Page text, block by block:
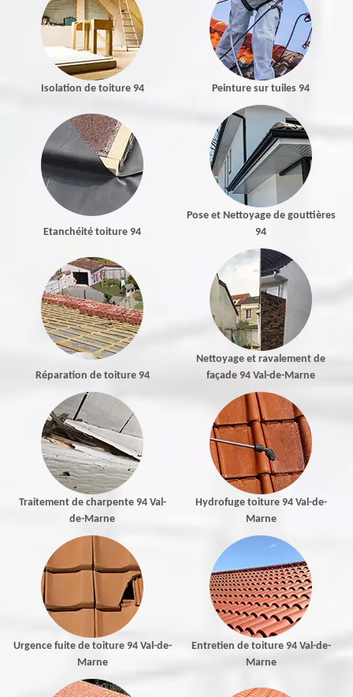
Isolation de toiture 94 Peinture sur tuiles 94
Etanchéité toiture 94
Pose et Nettoyage de gouttières
94
Réparation de toiture 94
Nettoyage et ravalement de
façade 94 Val-de-Marne
Traitement de charpente 94 Val-
de-Marne
Hydrofuge toiture 94 Val-de-
Marne
Urgence fuite de toiture 94 Val-de-
Marne
Entretien de toiture 94 Val-de-
Marne